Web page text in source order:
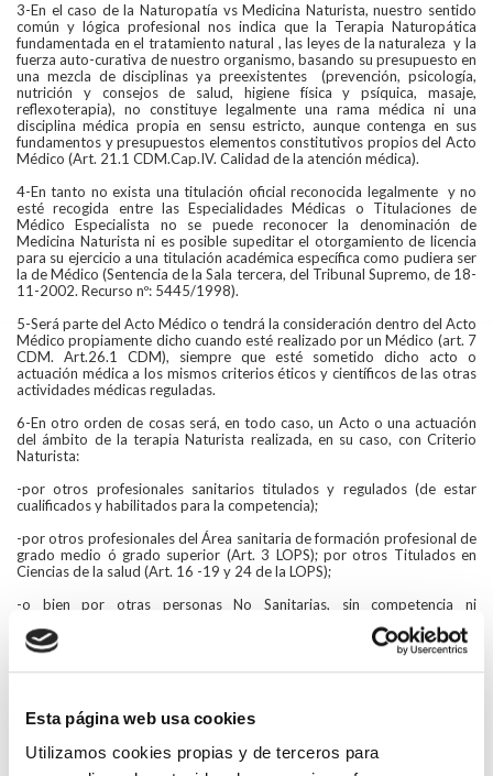
Esta página web usa cookies
Utilizamos cookies propias y de terceros para
3-En el caso de la Naturopatía vs Medicina Naturista, nuestro sentido
común y lógica profesional nos indica que la Terapia Naturopática
fundamentada en el tratamiento natural , las leyes de la naturaleza y la
fuerza auto-curativa de nuestro organismo, basando su presupuesto en
una mezcla de disciplinas ya preexistentes (prevención, psicología,
nutrición y consejos de salud, higiene física y psíquica, masaje,
reflexoterapia), no constituye legalmente una rama médica ni una
disciplina médica propia en sensu estricto, aunque contenga en sus
fundamentos y presupuestos elementos constitutivos propios del Acto
Médico (Art. 21.1 CDM.Cap.IV. Calidad de la atención médica).
4-En tanto no exista una titulación oficial reconocida legalmente y no
esté recogida entre las Especialidades Médicas o Titulaciones de
Médico Especialista no se puede reconocer la denominación de
Medicina Naturista ni es posible supeditar el otorgamiento de licencia
para su ejercicio a una titulación académica específica como pudiera ser
la de Médico (Sentencia de la Sala tercera, del Tribunal Supremo, de 18-
11-2002. Recurso nº: 5445/1998).
5-Será parte del Acto Médico o tendrá la consideración dentro del Acto
Médico propiamente dicho cuando esté realizado por un Médico (art. 7
CDM. Art.26.1 CDM), siempre que esté sometido dicho acto o
actuación médica a los mismos criterios éticos y científicos de las otras
actividades médicas reguladas.
6-En otro orden de cosas será, en todo caso, un Acto o una actuación
del ámbito de la terapia Naturista realizada, en su caso, con Criterio
Naturista:
-por otros profesionales sanitarios titulados y regulados (de estar
cualificados y habilitados para la competencia);
-por otros profesionales del Área sanitaria de formación profesional de
grado medio ó grado superior (Art. 3 LOPS); por otros Titulados en
Ciencias de la salud (Art. 16 -19 y 24 de la LOPS);
-o bien por otras personas No Sanitarias, sin competencia ni
curanderos, charlatanes, etc.) (Art. 26.2 CDM).
7-La responsabilidad de las Administraciones (central y autonómicas)
la salud pública, pendientes de una regulación efectiva en una norma
inadecuada , así como la regulación de los centros sanitarios donde
debe aplicarse e identificar a quienes lo hacen y cómo lo hacen y la